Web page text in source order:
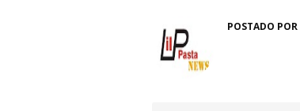
POSTADO POR